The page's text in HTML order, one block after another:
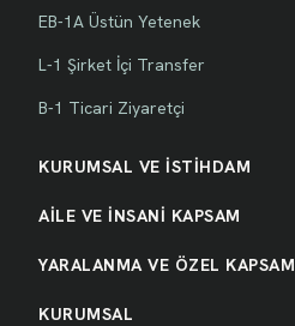
EB-1A Üstün Yetenek
L-1 Şirket İçi Transfer
B-1 Ticari Ziyaretçi
KURUMSAL VE İSTİHDAM
AİLE VE İNSANİ KAPSAM
YARALANMA VE ÖZEL KAPSAM
KURUMSAL